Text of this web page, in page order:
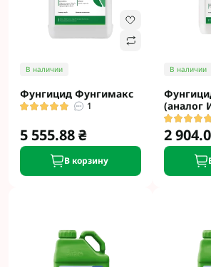
В наличии
Фунгицид Фунгимакс
1
5 555.88 ₴
В корзину
В наличии
(аналог
2